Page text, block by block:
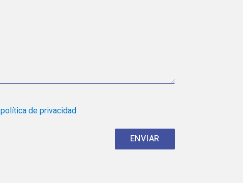
política de privacidad